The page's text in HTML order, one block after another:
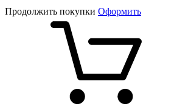
Продолжить покупки Оформить